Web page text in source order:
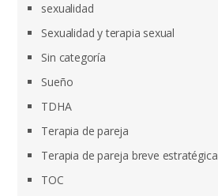
sexualidad
Sexualidad y terapia sexual
Sin categoría
Sueño
TDHA
Terapia de pareja
Terapia de pareja breve estratégica
TOC